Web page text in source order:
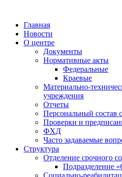
Главная
Новости
О центре
Документы
Нормативные акты
Федеральные
Краевые
Материально-
учреждения
Отчеты
Персональный состав
Проверки и
ФХД
Часто задаваемые
Структура
Отделение срочного
Подразделение
Социально-